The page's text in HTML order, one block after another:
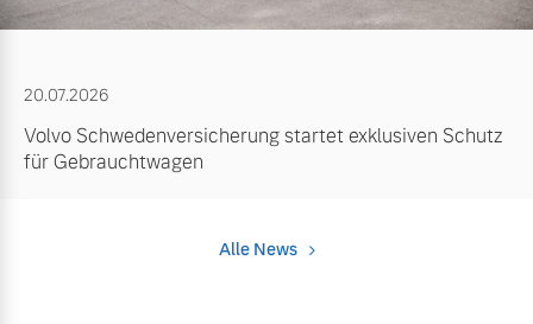
20.07.2026
Volvo Schwedenversicherung startet exklusiven Schutz
für Gebrauchtwagen
Alle News